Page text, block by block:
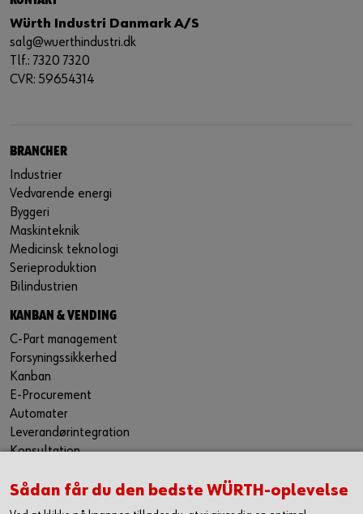
Würth Industri Danmark A/S
salg@wuerthindustri.dk
Tlf.: 7320 7320
CVR: 59654314
BRANCHER
Industrier
Vedvarende energi
Byggeri
Maskinteknik
Medicinsk teknologi
Serieproduktion
Bilindustrien
KANBAN & VENDING
C-Part management
Forsyningssikkerhed
Kanban
E-Procurement
Automater
Leverandørintegration
Konsultation
PRODUKTER
Sådan får du den bedste WÜRTH-oplevelse